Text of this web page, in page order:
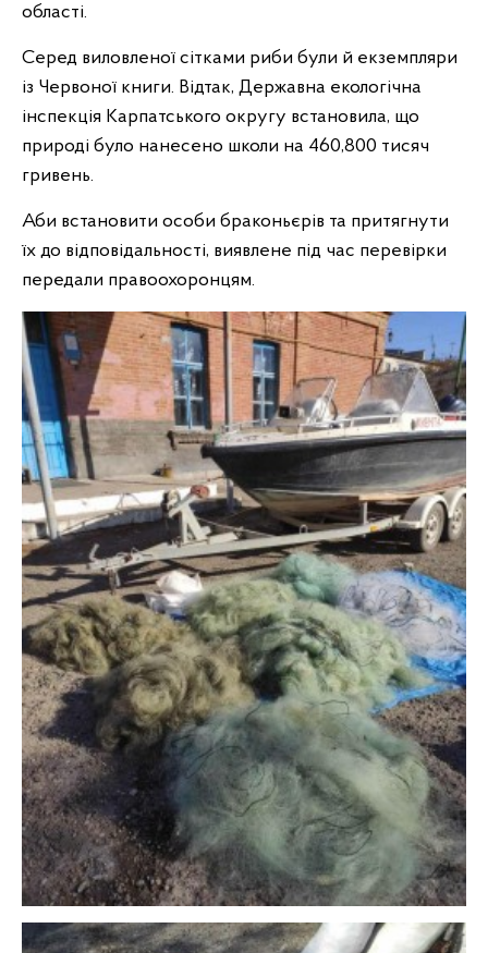
області.
Серед виловленої сітками риби були й екземпляри
із Червоної книги. Відтак, Державна екологічна
інспекція Карпатського округу встановила, що
природі було нанесено школи на 460,800 тисяч
гривень.
Аби встановити особи браконьєрів та притягнути
їх до відповідальності, виявлене під час перевірки
передали правоохоронцям.